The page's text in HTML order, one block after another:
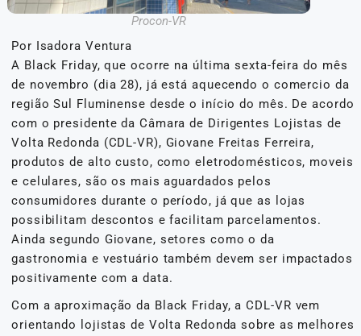
Procon-VR
Por Isadora Ventura
A Black Friday, que ocorre na última sexta-feira do mês
de novembro (dia 28), já está aquecendo o comercio da
região Sul Fluminense desde o início do mês. De acordo
com o presidente da Câmara de Dirigentes Lojistas de
Volta Redonda (CDL-VR), Giovane Freitas Ferreira,
produtos de alto custo, como eletrodomésticos, moveis
e celulares, são os mais aguardados pelos
consumidores durante o período, já que as lojas
possibilitam descontos e facilitam parcelamentos.
Ainda segundo Giovane, setores como o da
gastronomia e vestuário também devem ser impactados
positivamente com a data.
Com a aproximação da Black Friday, a CDL-VR vem
orientando lojistas de Volta Redonda sobre as melhores